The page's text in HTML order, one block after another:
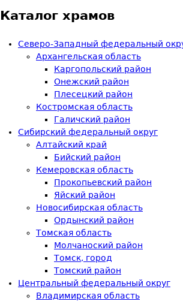
Каталог храмов
Северо-Западный федеральный
Архангельская область
Каргопольский район
Онежский район
Плесецкий район
Костромская область
Галичский район
Сибирский федеральный округ
Алтайский край
Бийский район
Кемеровская область
Прокопьевский район
Яйский район
Новосибирская область
Ордынский район
Томская область
Молчаноский район
Томск, город
Томский район
Центральный федеральный округ
Владимирская область